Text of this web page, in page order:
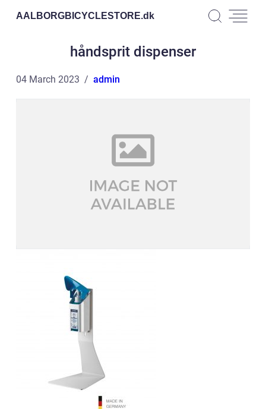
AALBORGBICYCLESTORE.dk
håndsprit dispenser
04 March 2023 admin